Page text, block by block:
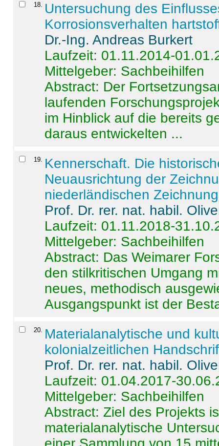
18
Untersuchung des
Korrosionsverhalten
Dr.-Ing. Andreas Burkert
Laufzeit: 01.11.2014-
Mittelgeber: Sachbeihilfen
Abstract: Der
laufenden
im Hinblick auf die bereits
daraus entwickelten ...
19
Kennerschaft. Die
Neuausrichtung der
niederländischen
Prof. Dr. rer. nat. habil.
Laufzeit: 01.11.2018-
Mittelgeber: Sachbeihilfen
Abstract: Das Weimarer
den stilkritischen Umgang
neues, methodisch
Ausgangspunkt ist der
20
Materialanalytische und
kolonialzeitlichen
Prof. Dr. rer. nat. habil.
Laufzeit: 01.04.2017-
Mittelgeber: Sachbeihilfen
Abstract:Ziel des Projekts
materialanalytische